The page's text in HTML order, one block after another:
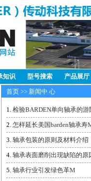
知识 型号搜索 产品展厅
首页 >> 新闻中 心
检验BARDEN单向轴承的
怎样延长美国barden轴承寿
轴承包装的原则及材料介绍
轴承表面磨削出现缺陷的原
轴承行业引发绿色革M